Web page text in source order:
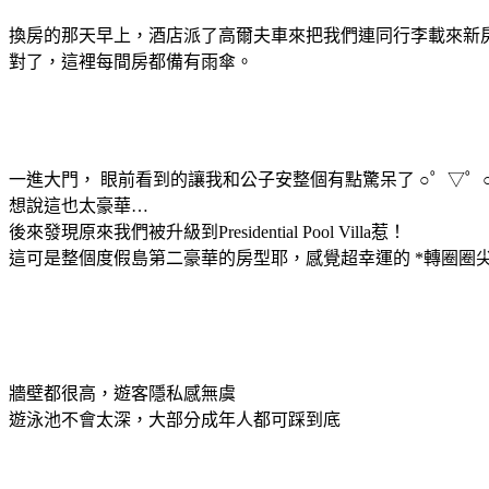
換房的那天早上，酒店派了高爾夫車來把我們連同行李載來新
對了，這裡每間房都備有雨傘。
一進大門， 眼前看到的讓我和公子安整個有點驚呆了 ○゜▽゜
想說這也太豪華…
後來發現原來我們被升級到Presidential Pool Villa惹！
這可是整個度假島第二豪華的房型耶，感覺超幸運的 *轉圈圈
牆壁都很高，遊客隱私感無虞
遊泳池不會太深，大部分成年人都可踩到底